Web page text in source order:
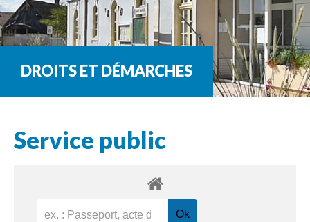
DROITS ET DÉMARCHES
Service public